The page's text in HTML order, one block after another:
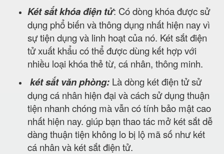
Két sắt khóa điện tử: Có dòng khóa được sử
dụng phổ biến và thông dụng nhất hiện nay vì
sự tiện dụng và linh hoạt của nó. Két sắt điện
tử xuất khẩu có thể được dùng kết hợp với
nhiều loại khóa thẻ từ, cá nhân, thông minh.
két sắt văn phòng: Là dòng két điện tử sử
dụng cá nhân hiện đại và cách sử dụng thuận
tiện nhanh chóng mà vẫn có tính bảo mật cao
nhất hiện nay. giúp bạn thao tác mở két sắt dễ
dàng thuận tiện không lo bị lộ mã số như két
cá nhân và két sắt điện tử.